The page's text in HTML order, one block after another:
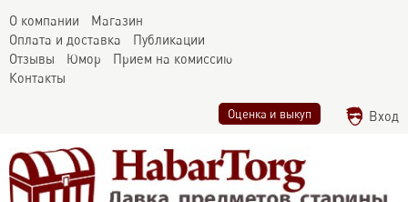
О компании
Магазин
Оплата и доставка
Публикации
Отзывы
Юмор
Прием на комиссию
Контакты
Оценка и выкуп Вход